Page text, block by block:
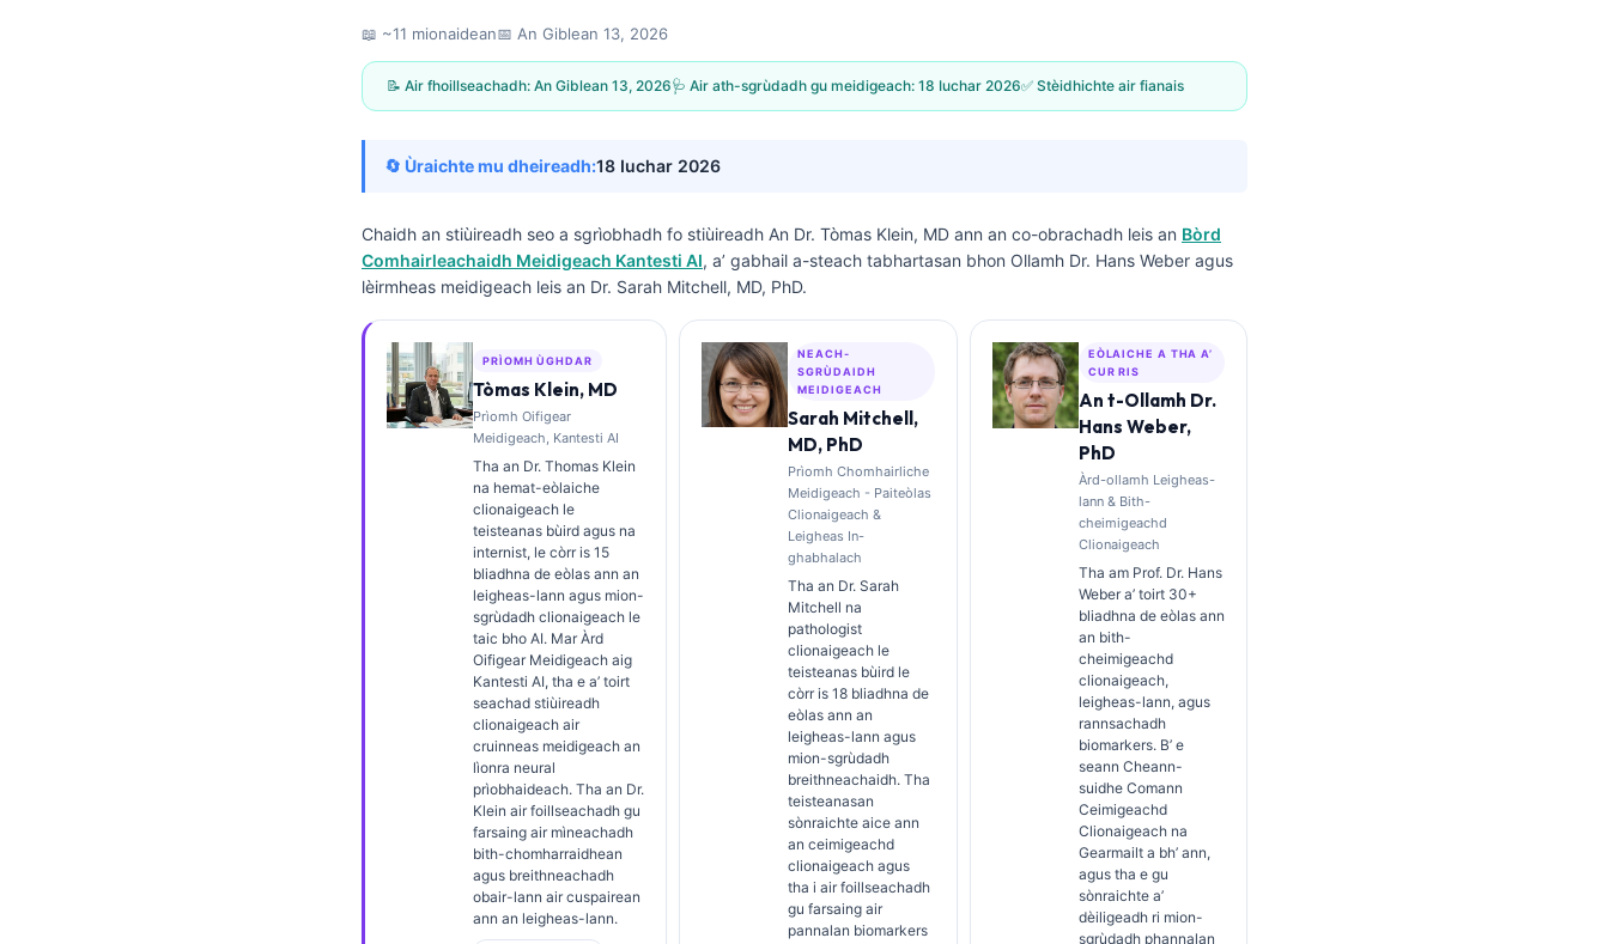
📖 ~11 mionaidean📅 An Giblean 13, 2026
📝 Air fhoillseachadh: An Giblean 13, 2026🩺 Air ath-sgrùdadh gu meidigeach: 18 Iuchar 2026✅ Stèidhichte air fianais
🔄 Ùraichte mu dheireadh:18 Iuchar 2026
Chaidh an stiùireadh seo a sgrìobhadh fo stiùireadh An Dr. Tòmas Klein, MD ann an co-obrachadh leis an Bòrd
Comhairleachaidh Meidigeach Kantesti AI, a’ gabhail a-steach tabhartasan bhon Ollamh Dr. Hans Weber agus
lèirmheas meidigeach leis an Dr. Sarah Mitchell, MD, PhD.
PRÌOMH ÙGHDAR
Tòmas Klein, MD
Prìomh Oifigear
Meidigeach, Kantesti AI
Tha an Dr. Thomas Klein
na hemat-eòlaiche
clionaigeach le
teisteanas bùird agus na
internist, le còrr is 15
bliadhna de eòlas ann an
leigheas-lann agus mion-
sgrùdadh clionaigeach le
taic bho AI. Mar Àrd
Oifigear Meidigeach aig
Kantesti AI, tha e a’ toirt
seachad stiùireadh
clionaigeach air
cruinneas meidigeach an
lìonra neural
prìobhaideach. Tha an Dr.
Klein air foillseachadh gu
farsaing air mìneachadh
bith-chomharraidhean
agus breithneachadh
obair-lann air cuspairean
ann an leigheas-lann.
NEACH-
SGRÙDAIDH
MEIDIGEACH
Sarah Mitchell,
MD, PhD
Prìomh Chomhairliche
Meidigeach - Paiteòlas
Clionaigeach &
Leigheas In-
ghabhalach
Tha an Dr. Sarah
Mitchell na
pathologist
clionaigeach le
teisteanas bùird le
còrr is 18 bliadhna de
eòlas ann an
leigheas-lann agus
mion-sgrùdadh
breithneachaidh. Tha
teisteanasan
sònraichte aice ann
an ceimigeachd
clionaigeach agus
tha i air foillseachadh
gu farsaing air
pannalan biomarkers
EÒLAICHE A THA A’
CUR RIS
An t-Ollamh Dr.
Hans Weber,
PhD
Àrd-ollamh Leigheas-
lann & Bith-
cheimigeachd
Clionaigeach
Tha am Prof. Dr. Hans
Weber a’ toirt 30+
bliadhna de eòlas ann
an bith-
cheimigeachd
clionaigeach,
leigheas-lann, agus
rannsachadh
biomarkers. B’ e
seann Cheann-
suidhe Comann
Ceimigeachd
Clionaigeach na
Gearmailt a bh’ ann,
agus tha e gu
sònraichte a’
dèiligeadh ri mion-
sgrùdadh phannalan